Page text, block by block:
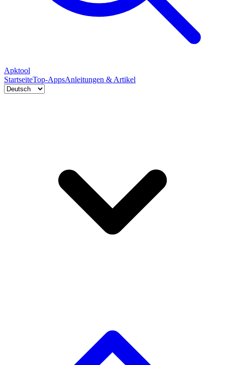
Apktool
StartseiteTop-AppsAnleitungen & Artikel